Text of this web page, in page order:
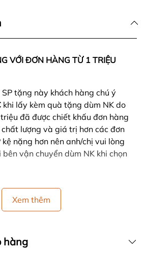
VỚI ĐƠN HÀNG TỪ 1 TRIỆU
tặng này khách hàng chú ý
khi lấy kèm quà tặng dùm NK do
đã được chiết khấu đơn hàng
lượng và giá trị hơn các đơn
nặng hơn nên anh/chị vui lòng
vận chuyển dùm NK khi chọn
Xem thêm
hàng